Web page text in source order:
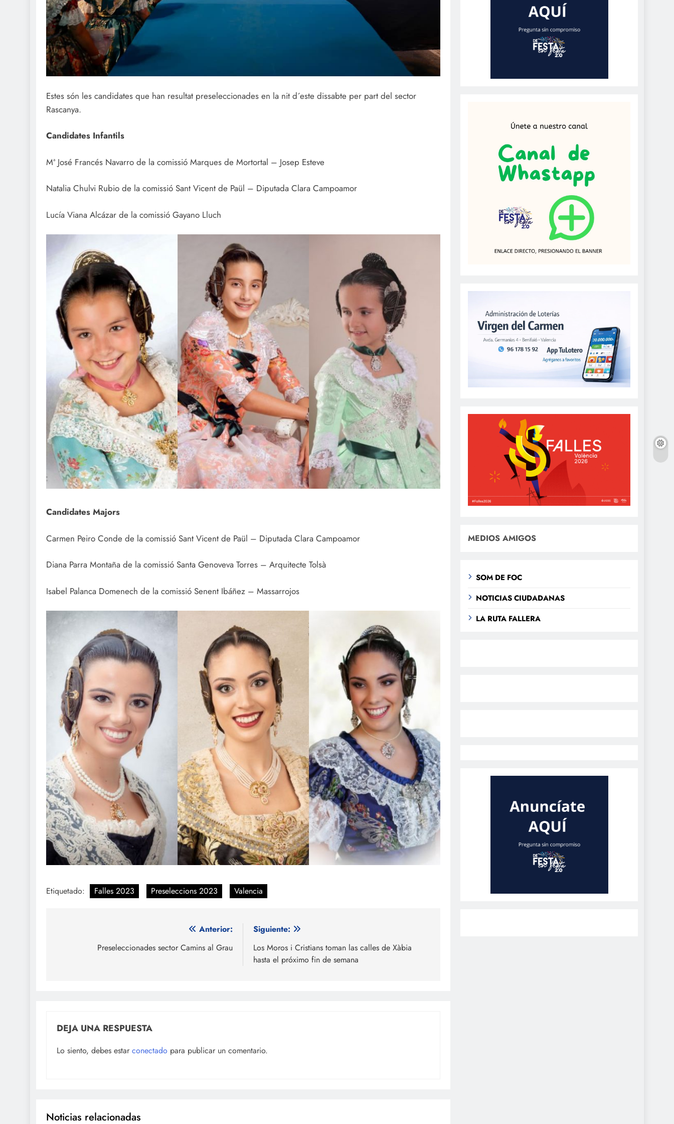
Estes són les candidates que han resultat preseleccionades en la nit d´este dissabte per part del sector
Rascanya.
Candidates Infantils
Mª José Francés Navarro de la comissió Marques de Mortortal – Josep Esteve
Natalia Chulvi Rubio de la comissió Sant Vicent de Paül – Diputada Clara Campoamor
Lucía Viana Alcázar de la comissió Gayano Lluch
Candidates Majors
Carmen Peiro Conde de la comissió Sant Vicent de Paül – Diputada Clara Campoamor
Diana Parra Montaña de la comissió Santa Genoveva Torres – Arquitecte Tolsà
Isabel Palanca Domenech de la comissió Senent Ibáñez – Massarrojos
Etiquetado: Falles 2023 Preseleccions 2023 Valencia
Anterior:
Preseleccionades sector Camins al Grau
Siguiente:
Los Moros i Cristians toman las calles de Xàbia
hasta el próximo fin de semana
DEJA UNA RESPUESTA
Lo siento, debes estar conectado para publicar un comentario.
Noticias relacionadas
MEDIOS AMIGOS
SOM DE FOC
NOTICIAS CIUDADANAS
LA RUTA FALLERA